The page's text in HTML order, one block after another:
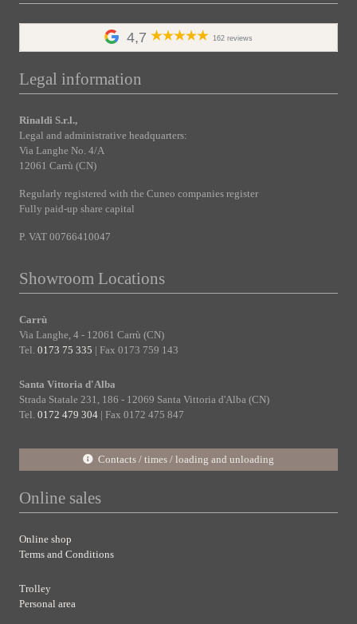
Legal information
Rinaldi S.r.l.,
Legal and administrative headquarters:
Via Langhe No. 4/A
12061 Carrù (CN)
Regularly registered with the Cuneo companies register
Fully paid-up share capital
P. VAT 00766410047
Showroom Locations
Carrù
Via Langhe, 4 - 12061 Carrù (CN)
Tel. 0173 75 335 | Fax 0173 759 143
Santa Vittoria d'Alba
Strada Statale 231, 186 - 12069 Santa Vittoria d'Alba (CN)
Tel. 0172 479 304 | Fax 0172 475 847
Contacts / times / loading and unloading
Online sales
Online shop
Terms and Conditions
Trolley
Personal area
4,7 162 reviews